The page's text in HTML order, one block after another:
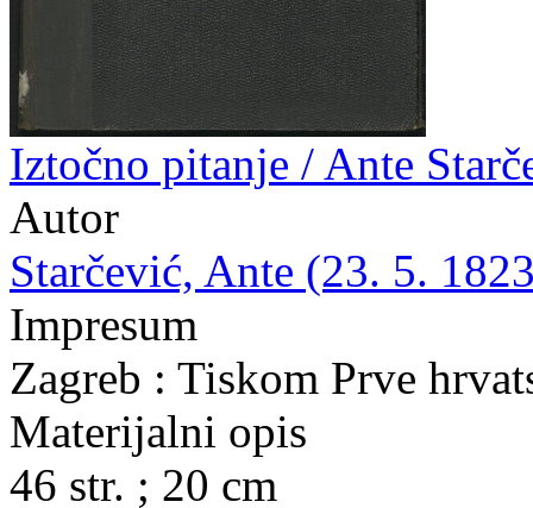
Iztočno pitanje / Ante
Autor
Starčević, Ante (23. 5.
Impresum
Zagreb : Tiskom Prve
Materijalni opis
46 str. ; 20 cm